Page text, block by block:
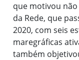
que motivou
da Rede, que
2020, com seis
maregráficas
também